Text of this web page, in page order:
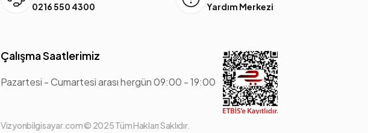
0216 550 4300
Yardım Merkezi
Çalışma Saatlerimiz
Pazartesi - Cumartesi arası hergün 09:00 - 19:00
Vizyonbilgisayar.com © 2025 Tüm Hakları Saklıdır.